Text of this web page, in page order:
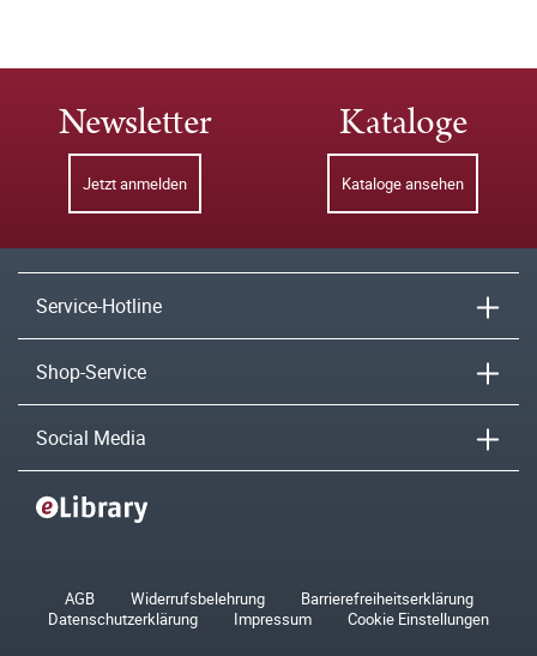
Newsletter
Jetzt anmelden
Kataloge
Kataloge ansehen
Service-Hotline
Shop-Service
Social Media
AGB Widerrufsbelehrung
Barrierefreiheitserklärung
Datenschutzerklärung
Impressum Cookie Einstellungen